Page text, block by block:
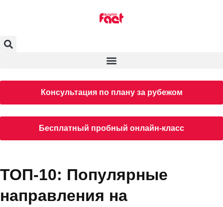
Консультация по плану за рубежом
Бесплатный пробный онлайн-класс
ТОП-10: Популярные
направления на